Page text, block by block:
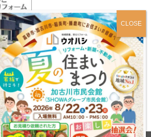
プライバシーポリシー